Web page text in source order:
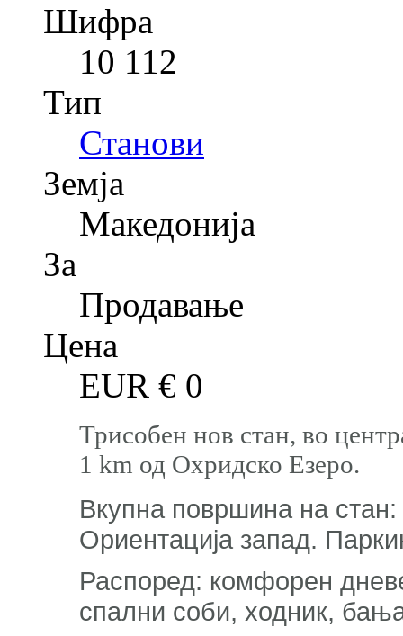
Шифра
10 112
Тип
Станови
Земја
Македонија
За
Продавање
Цена
EUR € 0
Трисобен нов стан, во
1 km од Охридско Езеро.
Вкупна површина на стан:
Ориентација запад.
Распоред: комфорен
спални соби, ходник,